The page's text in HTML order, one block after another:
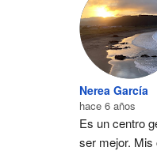
Nerea García
hace 6 años
Es un centro
ser mejor.